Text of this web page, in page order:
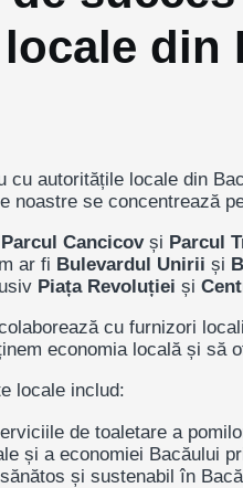
din
cu autoritățile locale din
noastre se concentrează
Parcul Cancicovși Parcul
ar fi Bulevardul Unirii și
Piața Revoluției și
cu furnizori
economia locală și să
locale includ:
de toaletare a
și a economiei Bacăului
și sustenabil în